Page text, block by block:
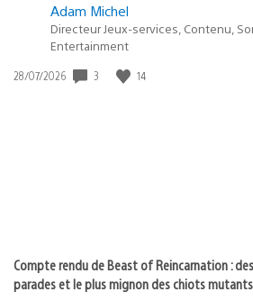
Adam Michel
Directeur Jeux-services, Contenu,
Entertainment
Date
28/07/2026 3 14
Compte rendu de Beast of Reincarnation :
parades et le plus mignon des chiots mutants